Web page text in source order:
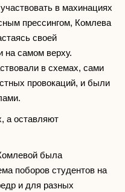
в махинациях
прессингом, Комлева
своей
на самом верху.
в схемах, сами
провокаций, и были
а оставляют
была
поборов студентов на
и для разных